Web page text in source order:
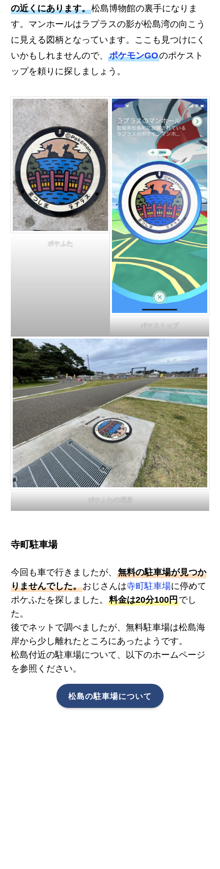
の近くにあります。松島博物館の裏手になりま
す。マンホールはラプラスの影が松島湾の向こう
に見える図柄となっています。ここも見つけにく
いかもしれませんので、ポケモンGOのポケスト
ップを頼りに探しましょう。
ポケふた
ポケストップ
ポケふたの場所
寺町駐車場
今回も車で行きましたが、無料の駐車場が見つか
りませんでした。おじさんは寺町駐車場に停めて
ポケふたを探しました。料金は20分100円でし
た。
後でネットで調べましたが、無料駐車場は松島海
岸から少し離れたところにあったようです。
松島付近の駐車場について、以下のホームページ
を参照ください。
松島の駐車場について